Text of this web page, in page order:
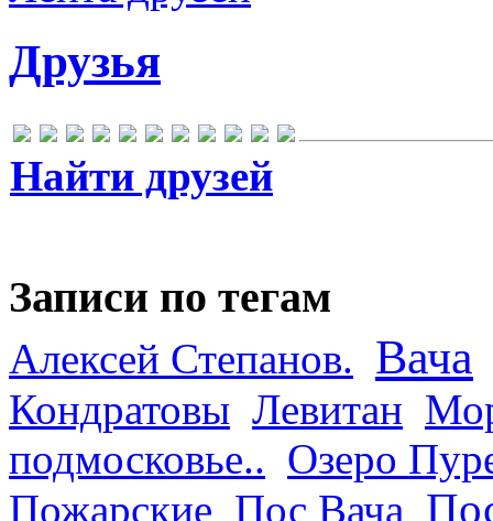
Друзья
Найти друзей
Записи по тегам
Алексей Степанов. Вача
Кондратовы Левитан
подмосковье.. Озеро
Пожарские Пос Вача